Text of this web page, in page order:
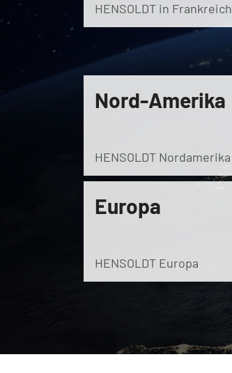
HENSOLDT in Frankreich
Nord-Amerika
HENSOLDT Nordamerika
Europa
HENSOLDT Europa